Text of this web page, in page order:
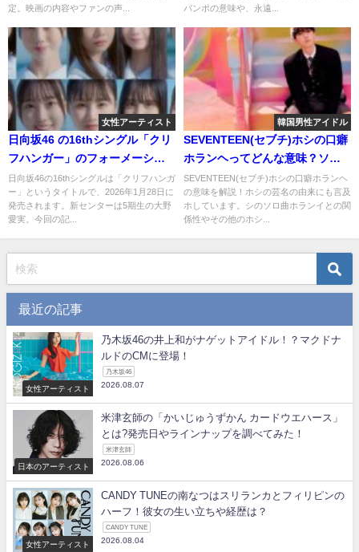
定。映画の内容やファンの声...
バンポの意味や、永遠...
女性アーティスト
日向坂46 の16thシングル「クリ
フハンガー」のフォーメーショ
ンが発表！新センターは5期生の
大野愛実！
日向坂46の16thシングルは「クリフハンガ
ー」というタイトルで、2026年1月28日に
発売されます。新センターは5期生の大野
愛実。今回の記...
韓国男性アイドル
SEVENTEEN(セブチ)ホシの口癖
ホランヘってどんな意味？ソロ
曲ホランイとの関係性は？
SEVENTEEN(セブチ)ホシの口癖ホランヘ
の意味を解説！ホシの芸名の由来にも言及
ホしています。シのソロ曲ホランイとの関
係性やその他のホシ...
最近の記事
女性アーティスト
乃木坂46の井上和がナゲットアイドル！？マクドナ
ルドのCMに登場！
乃木坂46
2026.08.07
日本のアーティスト
米津玄師の「かいじゅうずかん カードウエハース」
とは?発売日やラインナップを調べてみた！
米津玄師
2026.08.06
女性アーティスト
CANDY TUNEの南なつはスリランカとフィリピンの
ハーフ！彼女の生い立ちや経歴は？
CANDY TUNE
2026.08.04